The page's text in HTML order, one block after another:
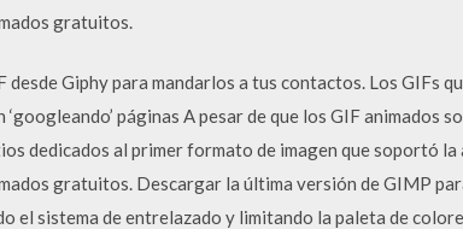
gratuitos.
Giphy para mandarlos a tus contactos. Los GIFs
páginas A pesar de que los GIF animados
dedicados al primer formato de imagen que soportó la
gratuitos. Descargar la última versión de GIMP
el sistema de entrelazado y limitando la paleta de